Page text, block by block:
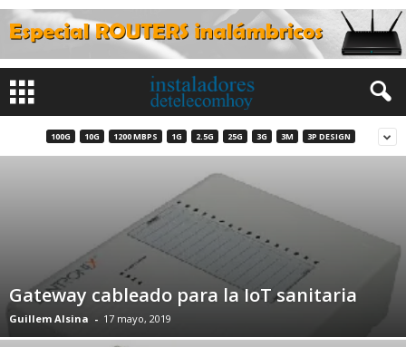
100G 10G 1200 MBPS 1G 2.5G 25G 3G 3M 3P DESIGN
Gateway cableado para la IoT sanitaria
Guillem Alsina - 17 mayo, 2019